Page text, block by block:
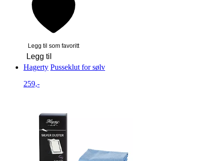
Legg til som favoritt
Legg til
Hagerty Pusseklut for sølv
259,-